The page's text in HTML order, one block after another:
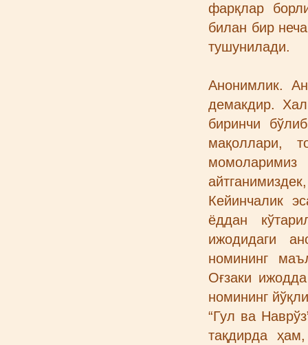
фарқлар
билан бир
тушунилади.
Анонимлик.
демакдир.
биринчи
мақоллари,
Кейинчалик
ёддан
ижодидаги
номининг
Оғзаки
номининг
“Гул ва
тақдирда